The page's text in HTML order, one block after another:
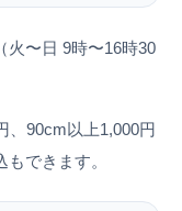
火〜日 9時〜16時30
、90cm以上1,000円
できます。